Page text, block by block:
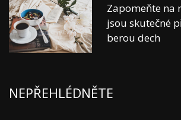
Zapomeňte na
jsou skutečné
berou dech
NEPŘEHLÉDNĚTE